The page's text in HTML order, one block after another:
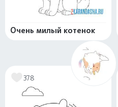
Очень милый котенок
378